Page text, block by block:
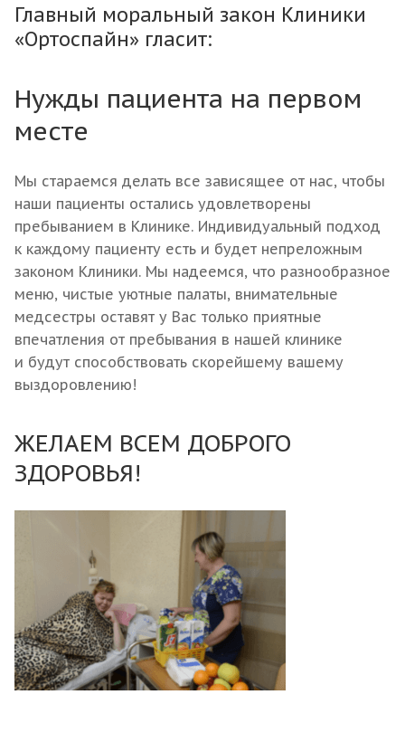
Главный моральный закон Клиники
«Ортоспайн» гласит:
Нужды пациента на первом
месте
Мы стараемся делать все зависящее от нас, чтобы
наши пациенты остались удовлетворены
пребыванием в Клинике. Индивидуальный подход
к каждому пациенту есть и будет непреложным
законом Клиники. Мы надеемся, что разнообразное
меню, чистые уютные палаты, внимательные
медсестры оставят у Вас только приятные
впечатления от пребывания в нашей клинике
и будут способствовать скорейшему вашему
выздоровлению!
ЖЕЛАЕМ ВСЕМ ДОБРОГО
ЗДОРОВЬЯ!